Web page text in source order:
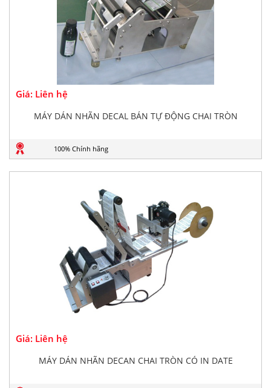
Giá: Liên hệ
MÁY DÁN NHÃN DECAL BÁN TỰ ĐỘNG CHAI TRÒN
100% Chính hãng
Giá: Liên hệ
MÁY DÁN NHÃN DECAN CHAI TRÒN CÓ IN DATE